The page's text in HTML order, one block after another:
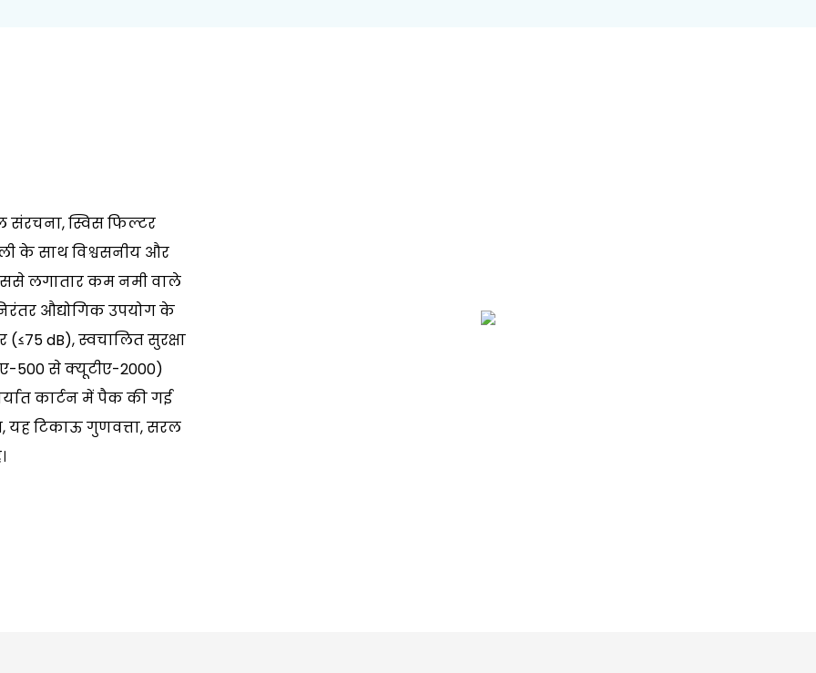
संरचना, स्विस फिल्टर
के साथ विश्वसनीय और
लगातार कम नमी वाले
औद्योगिक उपयोग के
dB), स्वचालित सुरक्षा
500 से क्यूटीए-2000)
कार्टन में पैक की गई
यह टिकाऊ गुणवत्ता, सरल